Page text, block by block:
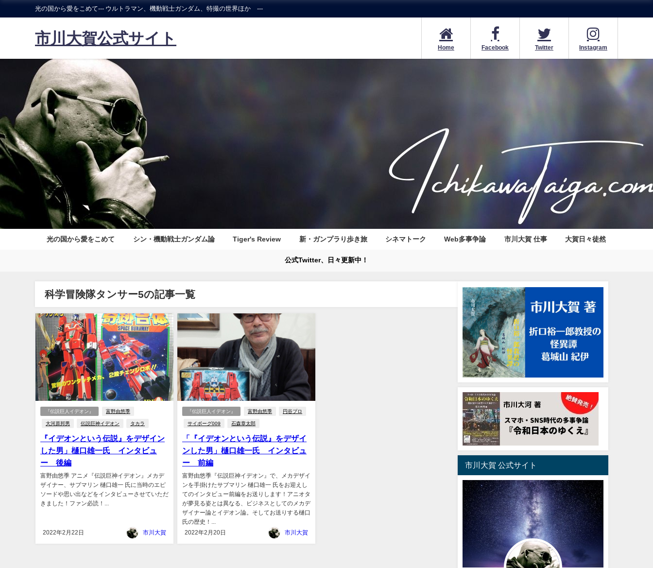
光の国から愛をこめて--- ウルトラマン、機動戦士ガンダム、特撮の世界ほか ---
市川大賀公式サイト
Home Facebook Twitter Instagram
光の国から愛をこめて シン・機動戦士ガンダム論 Tiger's Review 新・ガンプラり歩き旅 シネマトーク Web多事争論 市川大賀 仕事 大賀日々徒然
公式Twitter、日々更新中！
科学冒険隊タンサー5の記事一覧
『伝説巨人イデオン』 富野由悠季
大河原邦男 伝説巨神イデオン タカラ
『イデオンという伝説』をデザイン
した男」樋口雄一氏 インタビュ
ー 後編
富野由悠季 アニメ『伝説巨神イデオン』メカデ
ザイナー、サブマリン 樋口雄一 氏に当時のエピ
ソードや思い出などをインタビューさせていただ
きました！ファン必読！...
2022年2月22日 市川大賀
『伝説巨人イデオン』 富野由悠季 円谷プロ
サイボーグ009 石森章太郎
「『イデオンという伝説』をデザイ
ンした男」樋口雄一氏 インタビュ
ー 前編
富野由悠季『伝説巨神イデオン』で、メカデザイ
ンを手掛けたサブマリン 樋口雄一 氏をお迎えし
てのインタビュー前編をお送りします！アニオタ
が夢見る姿とは異なる、ビジネスとしてのメカデ
ザイナー論とイデオン論。そしてお送りする樋口
氏の歴史！...
2022年2月20日
市川大賀
市川大賀 公式サイト